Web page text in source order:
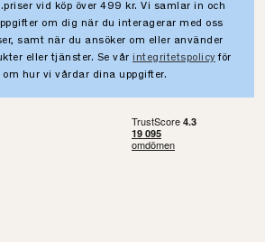
vid köp över 499 kr. Vi samlar in och
om dig när du interagerar med oss
samt när du ansöker om eller använder
eller tjänster. Se vår integritetspolicy för
hur vi vårdar dina uppgifter.